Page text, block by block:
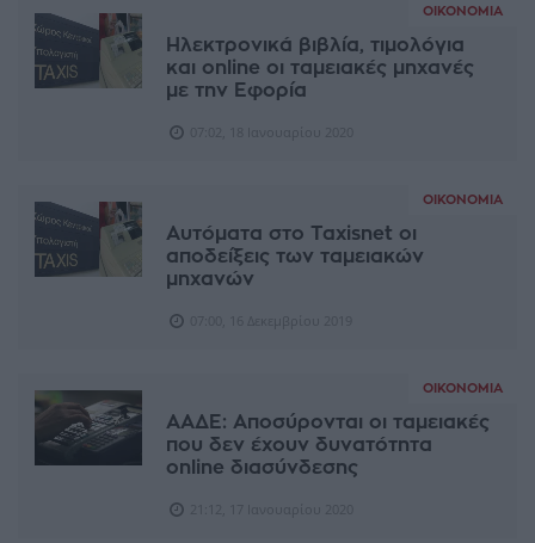
ΟΙΚΟΝΟΜΊΑ
Ηλεκτρονικά βιβλία, τιμολόγια
και online οι ταμειακές μηχανές
με την Εφορία
ΟΙΚΟΝΟΜΊΑ
Αυτόματα στο Taxisnet οι
αποδείξεις των ταμειακών
μηχανών
ΟΙΚΟΝΟΜΊΑ
ΑΑΔΕ: Αποσύρονται οι ταμειακές
που δεν έχουν δυνατότητα
online διασύνδεσης